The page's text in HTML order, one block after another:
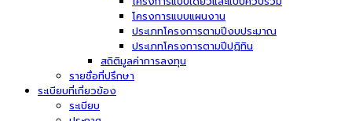
โครงการแบบแผนงาน
ประเภทโครงการตามปีงบประมาณ
ประเภทโครงการตามปีปฏิทิน
สถิติมูลค่าการลงทุน
รายชื่อที่ปรึกษา
ระเบียบที่เกี่ยวข้อง
ระเบียบ